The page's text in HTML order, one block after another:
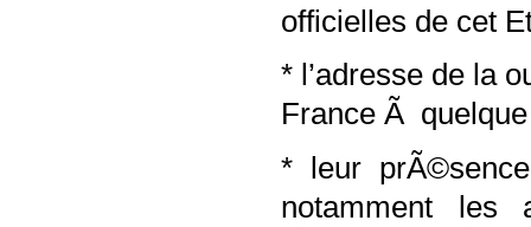
officielles de cet
* l’adresse de la
France Ã
* leur
notamment les